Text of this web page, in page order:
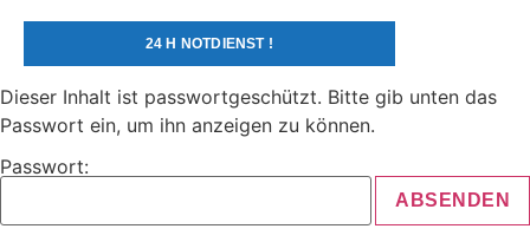
24 H NOTDIENST !
Dieser Inhalt ist passwortgeschützt. Bitte gib unten das
Passwort ein, um ihn anzeigen zu können.
Passwort: